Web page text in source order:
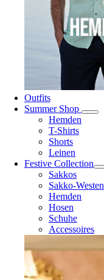
Outfits
Summer Shop
Hemden
T-Shirts
Shorts
Leinen
Festive Collection
Sakkos
Sakko-Westen
Hemden
Hosen
Schuhe
Accessoires